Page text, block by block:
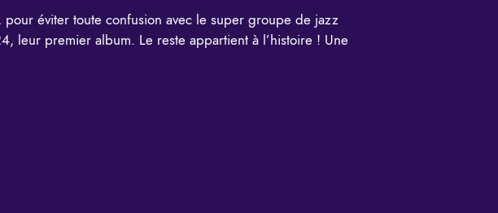
éviter toute confusion avec le super groupe de jazz
leur premier album. Le reste appartient à l’histoire ! Une